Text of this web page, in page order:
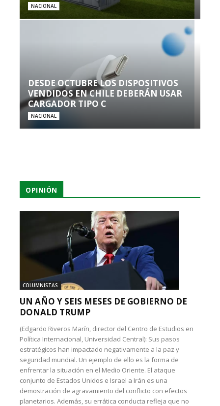
NACIONAL
DESDE OCTUBRE LOS DISPOSITIVOS
VENDIDOS EN CHILE DEBERÁN USAR
CARGADOR TIPO C
NACIONAL
OPINIÓN
COLUMNISTAS
UN AÑO Y SEIS MESES DE GOBIERNO DE
DONALD TRUMP
(Edgardo Riveros Marín, director del Centro de Estudios en
Política Internacional, Universidad Central): Sus pasos
estratégicos han impactado negativamente a la paz y
seguridad mundial. Un ejemplo de ello es la forma de
enfrentar la situación en el Medio Oriente. El ataque
conjunto de Estados Unidos e Israel a Irán es una
demostración de agravamiento del conflicto con efectos
planetarios. Además, su errática conducta refleja que no